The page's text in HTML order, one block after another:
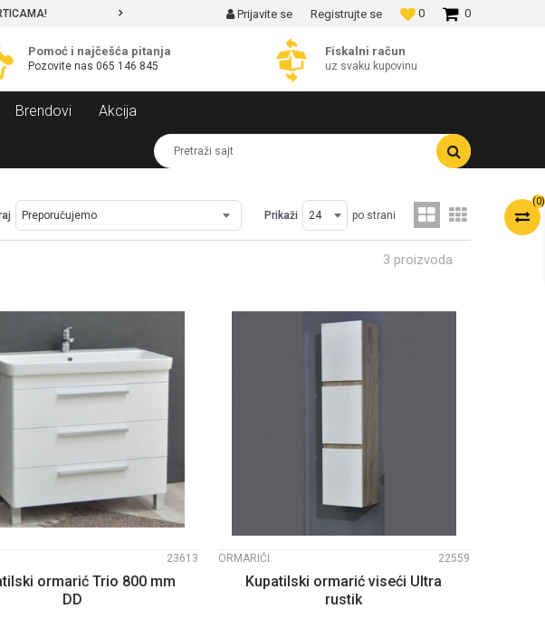
MOGUĆNOST BESPLATNE ISPORUKE! 0
0
Prijavite se Registrujte se
Pomoć i najčešća pitanja
Pozovite nas 065 146 845
Fiskalni račun
uz svaku kupovinu
Brendovi Akcija
Pretraži sajt
(0)
Prikaži po strani
3 proizvoda
23613
ormarić Trio 800 mm
DD
ORMARIĆI 22559
Kupatilski ormarić viseći Ultra
rustik